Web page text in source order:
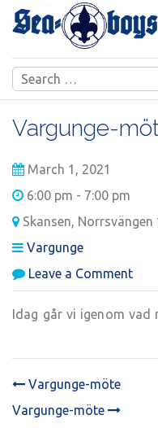
Skip
Search
for:
Vargunge-
March 1, 2021
6:00 pm - 7:00 pm
Skansen, Norrsvängen
Vargunge
Leave a Commenton
Idag går vi igenom vad
POST
NAVIGATION
Vargunge-möte
Vargunge-möte